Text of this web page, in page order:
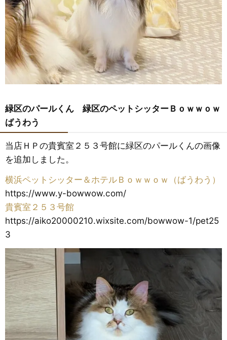
緑区のパールくん 緑区のペットシッターＢｏｗｗｏｗ
ばうわう
当店ＨＰの貴賓室２５３号館に緑区のパールくんの画像
を追加しました。
横浜ペットシッター＆ホテルＢｏｗｗｏｗ（ばうわう）
https://www.y-bowwow.com/
貴賓室２５３号館
https://aiko20000210.wixsite.com/bowwow-1/pet25
3